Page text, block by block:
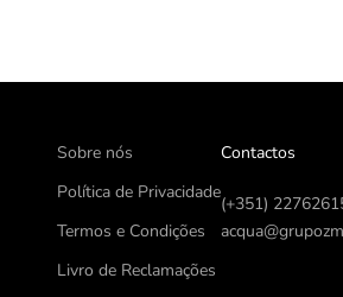
Sobre nós
Política de Privacidade
Termos e Condições
Livro de Reclamações
Contactos
(+351)